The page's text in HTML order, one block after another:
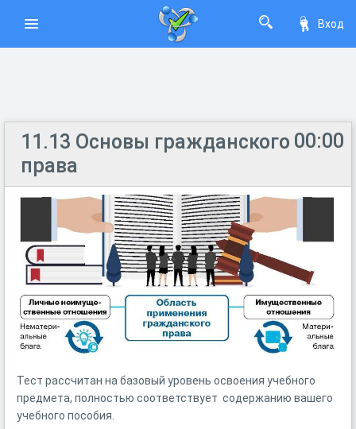
Вход
00:00
11.13 Основы гражданского
права
Тест рассчитан на базовый уровень освоения учебного
предмета, полностью соответствует содержанию вашего
учебного пособия.